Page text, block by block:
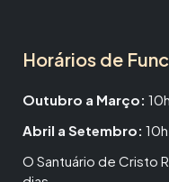
Horários de
Outubro a Março:
Abril a Setembro:
O Santuário de Cristo